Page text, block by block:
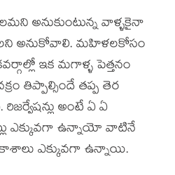
అనుకుంటున్న వాళ్ళకైనా
అనుకోవాలి. మహిళలకోసం
ఇక మగాళ్ళ పెత్తనం
తిప్పాల్సిందే తప్ప తెర
అంటే ఏ ఏ
ఎక్కువగా ఉన్నాయో వాటినే
ఎక్కువగా ఉన్నాయి.